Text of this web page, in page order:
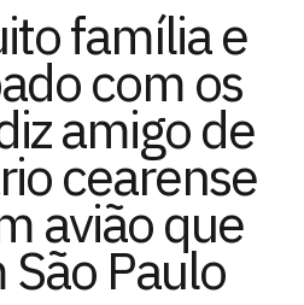
família e
com os
amigo de
cearense
avião que
Paulo